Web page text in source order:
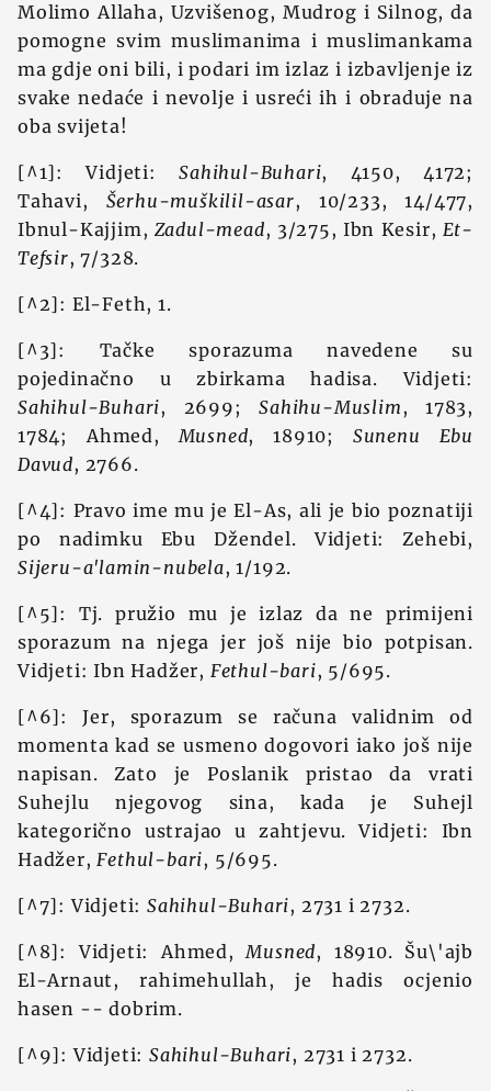
Molimo Allaha, Uzvišenog, Mudrog i Silnog, da
pomogne svim muslimanima i muslimankama
ma gdje oni bili, i podari im izlaz i izbavljenje iz
svake nedaće i nevolje i usreći ih i obraduje na
oba svijeta!
[^1]: Vidjeti:Sahihul-Buhari, 4150, 4172;
Tahavi, Šerhu-muškilil-asar, 10/233, 14/477,
Ibnul-Kajjim, Zadul-mead, 3/275, Ibn Kesir, Et-
Tefsir, 7/328.
[^2]: El-Feth, 1.
[^3]: Tačke sporazuma navedene su
pojedinačno u zbirkama hadisa. Vidjeti:
Sahihul-Buhari, 2699;Sahihu-Muslim, 1783,
1784; Ahmed,Musned, 18910; Sunenu Ebu
Davud, 2766.
[^4]: Pravo ime mu je El-As, ali je bio poznatiji
po nadimku Ebu Džendel. Vidjeti: Zehebi,
Sijeru-a'lamin-nubela, 1/192.
[^5]: Tj. pružio mu je izlaz da ne primijeni
sporazum na njega jer još nije bio potpisan.
Vidjeti: Ibn Hadžer, Fethul-bari, 5/695.
[^6]: Jer, sporazum se računa validnim od
momenta kad se usmeno dogovori iako još nije
napisan. Zato je Poslanik pristao da vrati
Suhejlu njegovog sina, kada je Suhejl
kategorično ustrajao u zahtjevu. Vidjeti: Ibn
Hadžer,Fethul-bari, 5/695.
[^7]: Vidjeti: Sahihul-Buhari, 2731 i 2732.
[^8]: Vidjeti: Ahmed,Musned, 18910. Šu\'ajb
El-Arnaut, rahimehullah, je hadis ocjenio
hasen -- dobrim.
[^9]: Vidjeti: Sahihul-Buhari, 2731 i 2732.